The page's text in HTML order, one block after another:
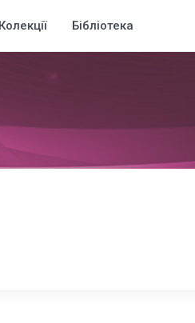
Колекції Бібліотека